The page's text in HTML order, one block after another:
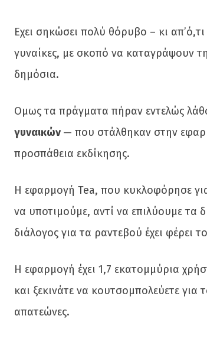
Εχει σηκώσει πολύ θόρυβο – κι
γυναίκες, με σκοπό να καταγράψουν
δημόσια.
Ομως τα πράγματα πήραν εντελώς
γυναικών — που στάλθηκαν στην
προσπάθεια εκδίκησης.
Η εφαρμογή Tea, που κυκλοφόρησε
να υποτιμούμε, αντί να επιλύουμε τα
διάλογος για τα ραντεβού έχει φέρει
Η εφαρμογή έχει 1,7 εκατομμύρια
και ξεκινάτε να κουτσομπολεύετε για
απατεώνες.